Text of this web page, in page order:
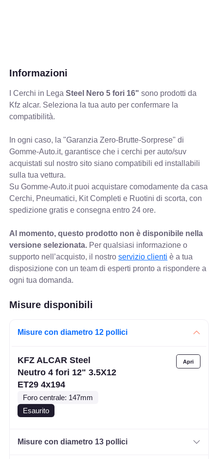
Informazioni
I Cerchi in LegaSteel Nero 5 fori 16" sono prodotti da
Kfz alcar. Seleziona la tua auto per confermare la
compatibilità.
In ogni caso, la "Garanzia Zero-Brutte-Sorprese" di
Gomme-Auto.it, garantisce che i cerchi per auto/suv
acquistati sul nostro sito siano compatibili ed installabili
sulla tua vettura.
Su Gomme-Auto.it puoi acquistare comodamente da casa
Cerchi, Pneumatici, Kit Completi e Ruotini di scorta, con
spedizione gratis e consegna entro 24 ore.
Al momento, questo prodotto non è disponibile nella
versione selezionata. Per qualsiasi informazione o
supporto nell’acquisto, il nostroservizio clienti è a tua
disposizione con un team di esperti pronto a rispondere a
ogni tua domanda.
Misure disponibili
Misure con diametro 12 pollici
KFZ ALCAR Steel
Neutro 4 fori 12" 3.5X12
ET29 4x194
Foro centrale: 147mm
Esaurito
Misure con diametro 13 pollici